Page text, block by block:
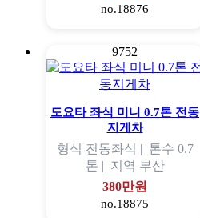
no.18876
9752
도요타 좌식 미니 0.7톤 전동
지게차
형식 전동좌식 | 톤수 0.7
톤 | 지역 부산
380만원
no.18875